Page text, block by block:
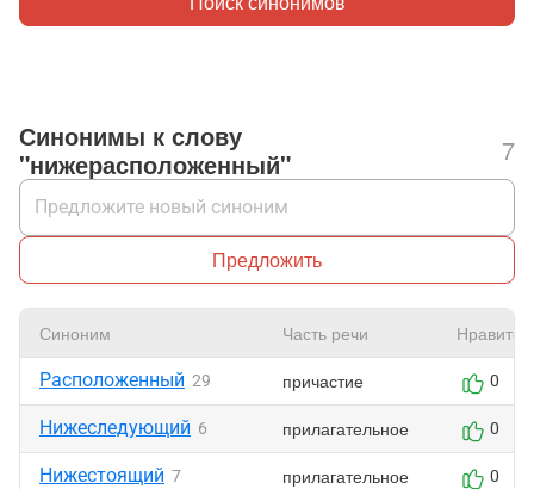
Синонимы к слову
"нижерасположенный"
7
Предложить
Синоним Часть речи Нравится
Расположенный 29 причастие 0
Нижеследующий 6 прилагательное 0
Нижестоящий 7 прилагательное 0